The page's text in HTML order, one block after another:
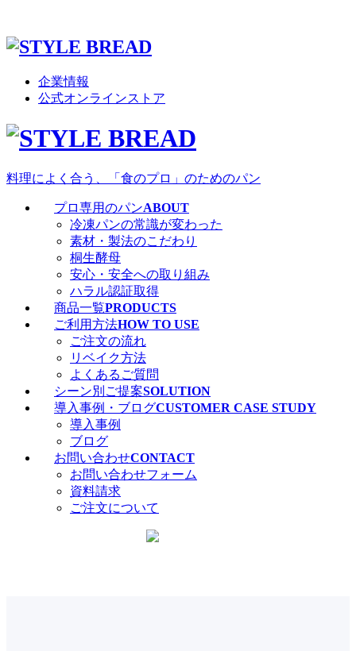
企業情報
公式オンラインストア
料理によく合う、「食のプロ」のためのパン
プロ専用のパンABOUT
冷凍パンの常識が変わった
素材・製法のこだわり
桐生酵母
安心・安全への取り組み
ハラル認証取得
商品一覧PRODUCTS
ご利用方法HOW TO USE
ご注文の流れ
リベイク方法
よくあるご質問
シーン別ご提案SOLUTION
導入事例・ブログCUSTOMER CASE STUDY
導入事例
ブログ
お問い合わせCONTACT
お問い合わせフォーム
資料請求
ご注文について